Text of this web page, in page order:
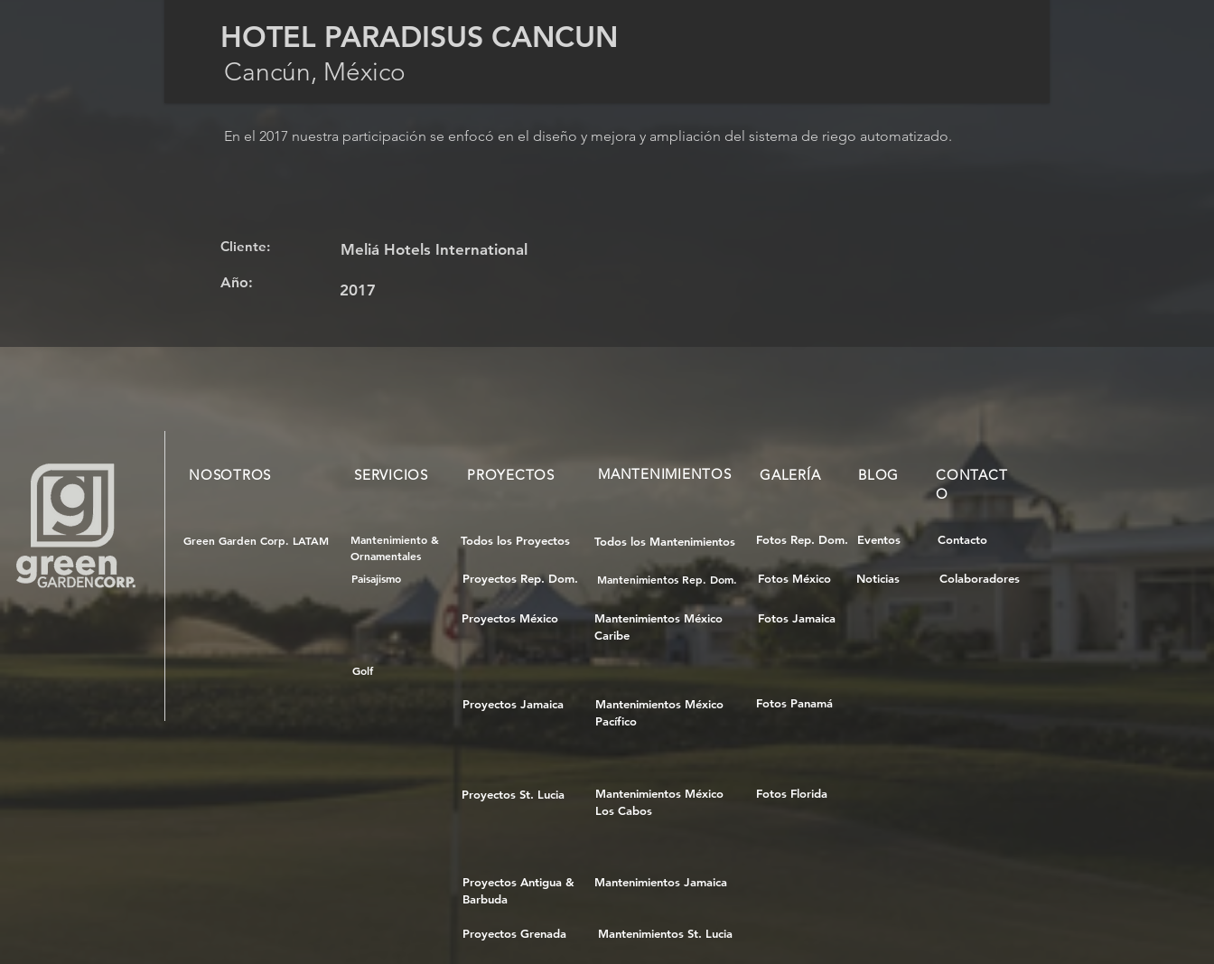
HOTEL PARADISUS CANCUN
Cancún, México
En el 2017 nuestra participación se enfocó en el diseño y mejora y ampliación del sistema de riego automatizado.
Cliente: Meliá Hotels International
Año: 2017
NOSOTROS SERVICIOS PROYECTOS MANTENIMIENTOS GALERÍA BLOG
CONTACT
O
Green Garden Corp. LATAM
Mantenimiento &
Ornamentales
Todos los Proyectos Todos los Mantenimientos Fotos Rep. Dom. Eventos Contacto
Paisajismo Proyectos Rep. Dom. Mantenimientos Rep. Dom. Fotos México Noticias Colaboradores
Proyectos México
Mantenimientos México
Caribe
Fotos Jamaica
Golf
Proyectos Jamaica
Mantenimientos México
Pacífico
Fotos Panamá
Proyectos St. Lucia
Mantenimientos México
Los Cabos
Fotos Florida
Proyectos Antigua &
Barbuda
Mantenimientos Jamaica
Proyectos Grenada Mantenimientos St. Lucia